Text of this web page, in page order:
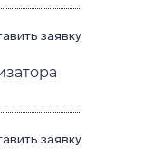
заявку
заявку